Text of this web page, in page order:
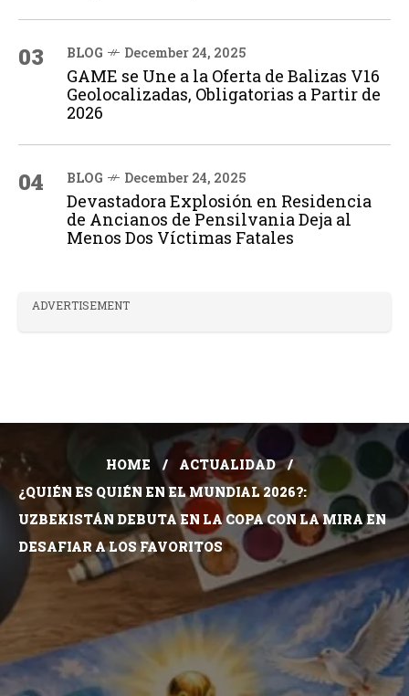
03 BLOG December 24, 2025
GAME se Une a la Oferta de Balizas V16
Geolocalizadas, Obligatorias a Partir de
2026
04 BLOG December 24, 2025
Devastadora Explosión en Residencia
de Ancianos de Pensilvania Deja al
Menos Dos Víctimas Fatales
ADVERTISEMENT
HOME
ACTUALIDAD
¿QUIÉN ES QUIÉN EN EL MUNDIAL 2026?:
UZBEKISTÁN DEBUTA EN LA COPA CON LA MIRA EN
DESAFIAR A LOS FAVORITOS